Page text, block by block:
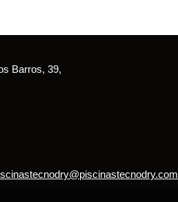
Barros, 39,